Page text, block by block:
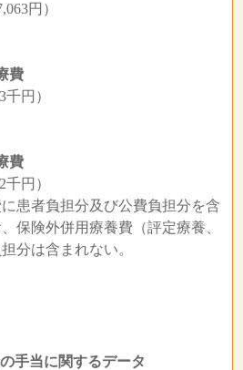
円）
費
円）
費
円）
患者負担分及び公費負担分を含
保険外併用療養費（評定療養、
負担分は含まれない。
の手当に関するデータ